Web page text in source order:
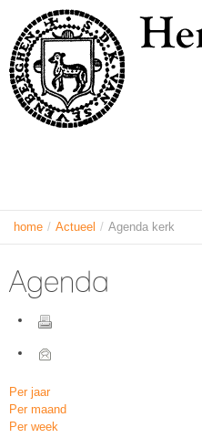
home / Actueel / Agenda kerk
Agenda
Per jaar
Per maand
Per week